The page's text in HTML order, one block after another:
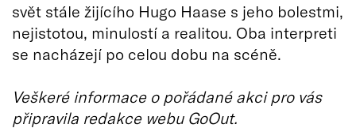
svět stále žijícího Hugo Haase s jeho bolestmi,
nejistotou, minulostí a realitou. Oba interpreti
se nacházejí po celou dobu na scéně.
Veškeré informace o pořádané akci pro vás
připravila redakce webu GoOut.